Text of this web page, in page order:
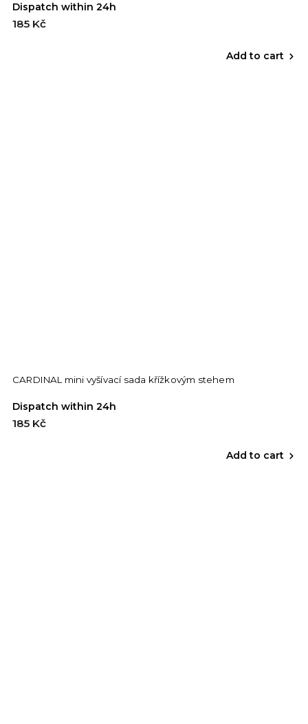
Dispatch within 24h
185 Kč
Add to cart
CARDINAL mini vyšívací sada křížkovým stehem
Dispatch within 24h
185 Kč
Add to cart